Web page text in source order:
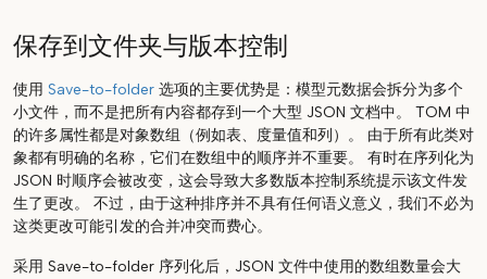
保存到文件夹与版本控制
使用 Save-to-folder 选项的主要优势是：模型元数据会拆分为多个
小文件，而不是把所有内容都存到一个大型 JSON 文档中。 TOM 中
的许多属性都是对象数组（例如表、度量值和列）。 由于所有此类对
象都有明确的名称，它们在数组中的顺序并不重要。 有时在序列化为
JSON 时顺序会被改变，这会导致大多数版本控制系统提示该文件发
生了更改。 不过，由于这种排序并不具有任何语义意义，我们不必为
这类更改可能引发的合并冲突而费心。
采用 Save-to-folder 序列化后，JSON 文件中使用的数组数量会大